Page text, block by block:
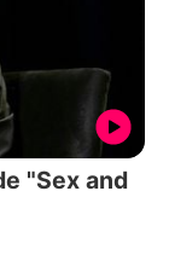
"Sex and